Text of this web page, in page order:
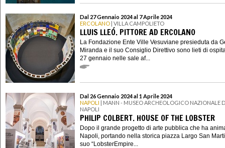
Dal 27 Gennaio 2024 al 7 Aprile 2024
ERCOLANO | VILLA CAMPOLIETO
LLUIS LLEÓ. PITTORE AD ERCOLANO
La Fondazione Ente Ville Vesuviane presieduta da
Miranda e il suo Consiglio Direttivo sono lieti di
27 gennaio nelle sale af...
Dal 26 Gennaio 2024 al 1 Aprile 2024
NAPOLI | MANN - MUSEO ARCHEOLOGICO NAZIONALE
NAPOLI
PHILIP COLBERT. HOUSE OF THE LOBSTER
Dopo il grande progetto di arte pubblica che ha
Napoli, portando nella storica piazza Largo San
suo “LobsterEmpire...